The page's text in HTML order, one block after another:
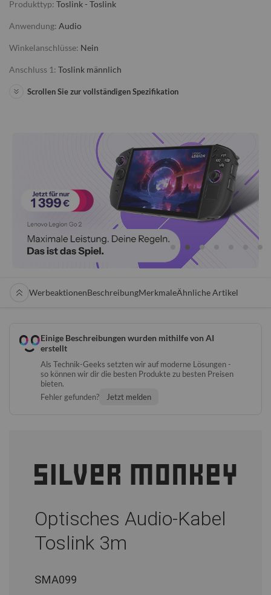
Produkttyp: Toslink - Toslink
Anwendung: Audio
Winkelanschlüsse: Nein
Anschluss 1: Toslink männlich
Scrollen Sie zur vollständigen Spezifikation
WerbeaktionenBeschreibungMerkmaleÄhnliche Artikel
Einige Beschreibungen wurden mithilfe von AI
erstellt
Als Technik-Geeks setzten wir auf moderne Lösungen -
so können wir dir die besten Produkte zu besten Preisen
bieten.
Fehler gefunden?
Jetzt melden
Optisches Audio-Kabel
Toslink 3m
SMA099